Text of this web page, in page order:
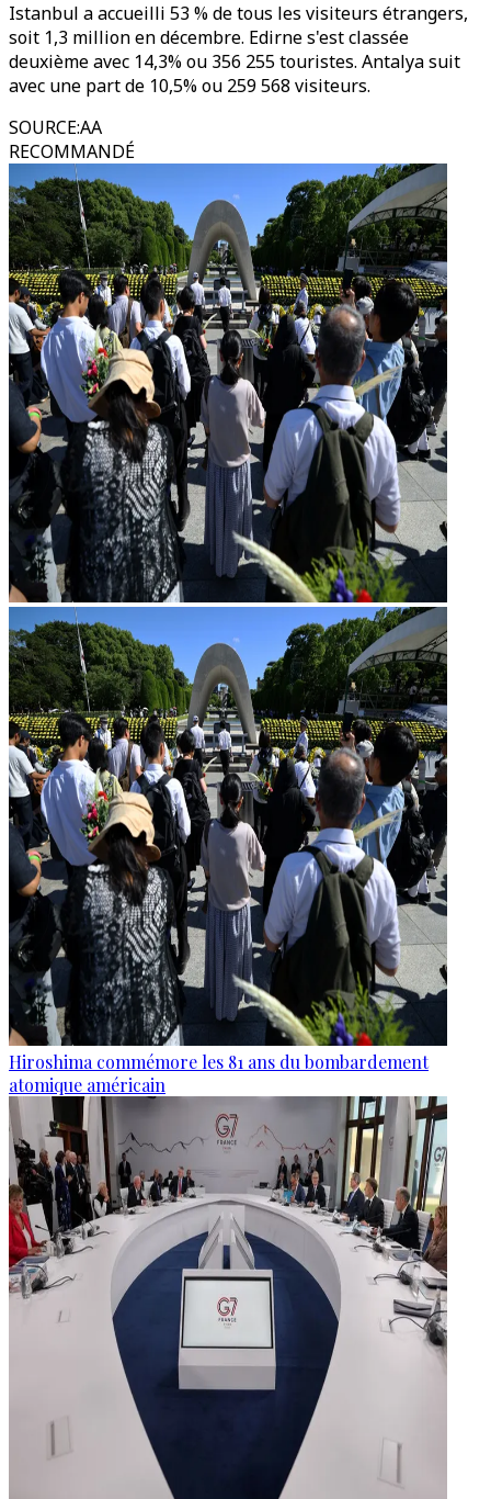
Istanbul a accueilli 53 % de tous les visiteurs étrangers,
soit 1,3 million en décembre. Edirne s'est classée
deuxième avec 14,3% ou 356 255 touristes. Antalya suit
avec une part de 10,5% ou 259 568 visiteurs.
SOURCE:AA
RECOMMANDÉ
Hiroshima commémore les 81 ans du bombardement
atomique américain